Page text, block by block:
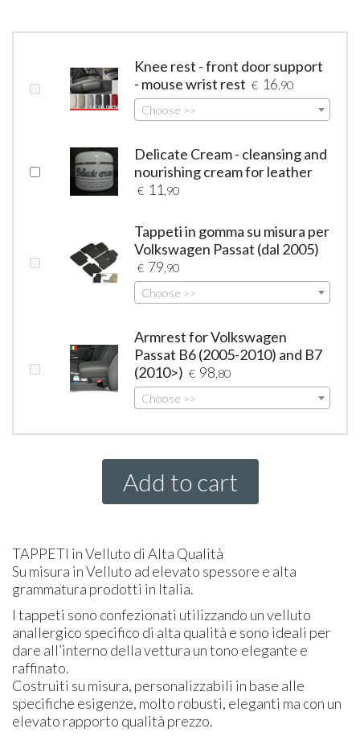
Knee rest - front door support
- mouse wrist rest € 16 ,90
Choose >>
Delicate Cream - cleansing and
nourishing cream for leather
€ 11 ,90
Tappeti in gomma su misura per
Volkswagen Passat (dal 2005)
€ 79 ,90
Choose >>
Armrest for Volkswagen
Passat B6 (2005-2010) and B7
(2010>) € 98 ,80
Choose >>
Add to cart
TAPPETI in Velluto di Alta Qualità
Su misura in Velluto ad elevato spessore e alta
grammatura prodotti in Italia.
I tappeti sono confezionati utilizzando un velluto
anallergico specifico di alta qualità e sono ideali per
dare all’interno della vettura un tono elegante e
raffinato.
Costruiti su misura, personalizzabili in base alle
specifiche esigenze, molto robusti, eleganti ma con un
elevato rapporto qualità prezzo.